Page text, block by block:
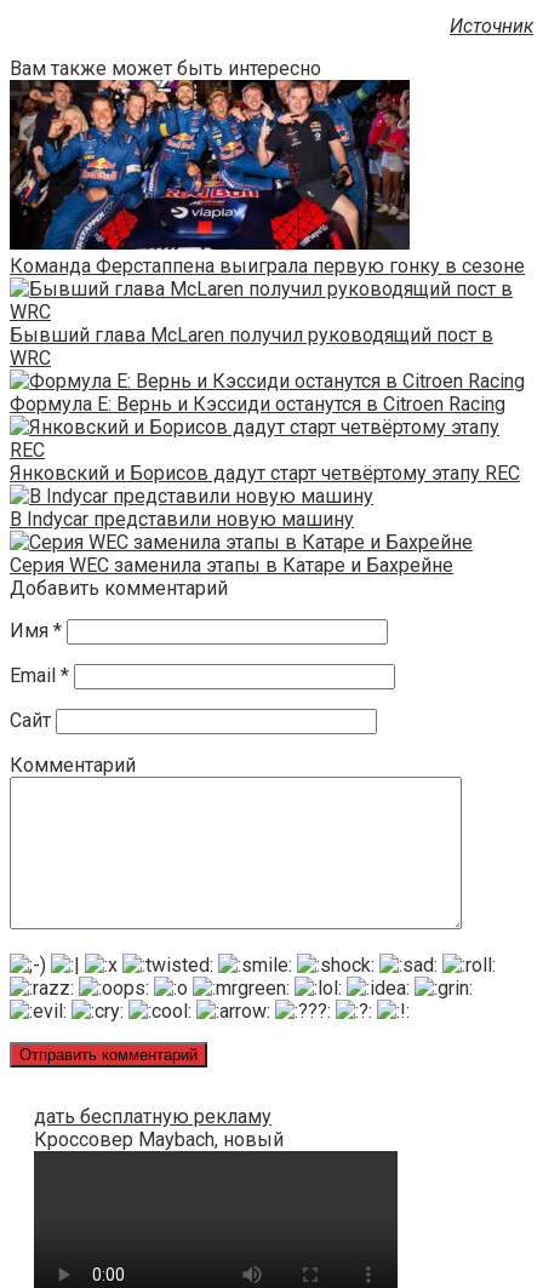
Источник
Вам также может быть интересно
Команда Ферстаппена выиграла первую гонку в сезоне
Бывший глава McLaren получил руководящий пост в
WRC
Формула Е: Вернь и Кэссиди останутся в Citroen Racing
Янковский и Борисов дадут старт четвёртому этапу REC
В Indycar представили новую машину
Серия WEC заменила этапы в Катаре и Бахрейне
Добавить комментарий
Имя *
Email *
Сайт
Комментарий
дать бесплатную рекламу
Кроссовер Maybach, новый